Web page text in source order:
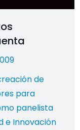
de
para
panelista
e Innovación